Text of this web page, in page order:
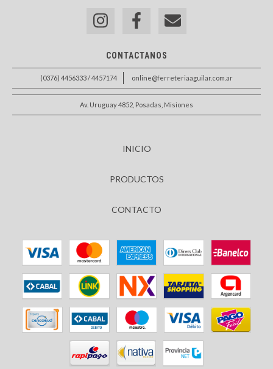
CONTACTANOS
(0376) 4456333 / 4457174 online@ferreteriaaguilar.com.ar
Av. Uruguay 4852, Posadas, Misiones
INICIO
PRODUCTOS
CONTACTO